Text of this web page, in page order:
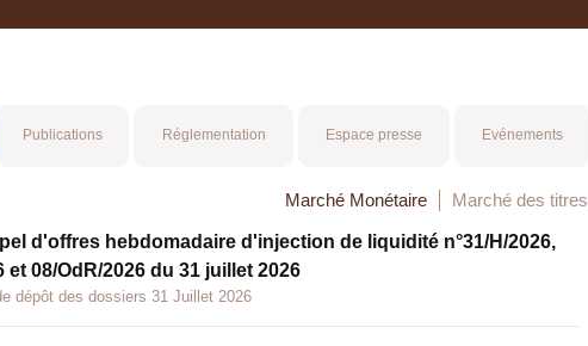
Publications Réglementation Espace presse Evénements
Marché Monétaire Marché des titres
d'offres hebdomadaire d'injection de liquidité n°31/H/2026,
et 08/OdR/2026 du 31 juillet 2026
dépôt des dossiers 31 Juillet 2026